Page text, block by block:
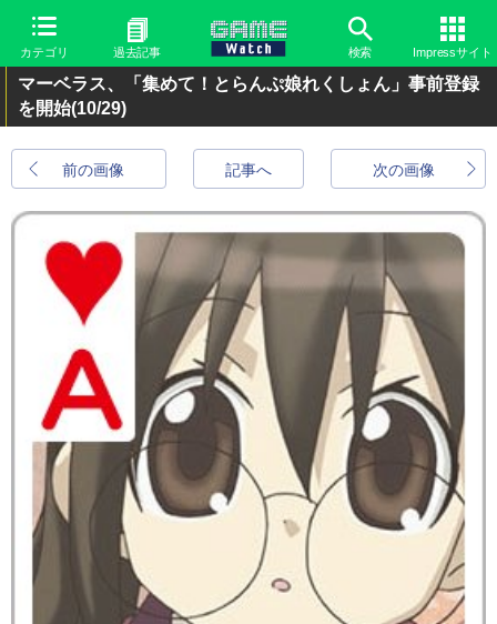
カテゴリ 過去記事 検索 Impressサイト
マーベラス、「集めて！とらんぷ娘れくしょん」事前登録
を開始(10/29)
前の画像 次の画像
記事へ